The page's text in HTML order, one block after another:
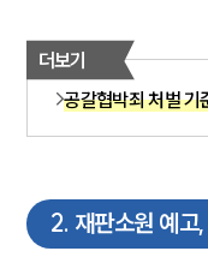
더보기
공갈협박죄 처벌 기
2. 재판소원 예